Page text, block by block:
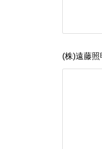
(株)遠藤